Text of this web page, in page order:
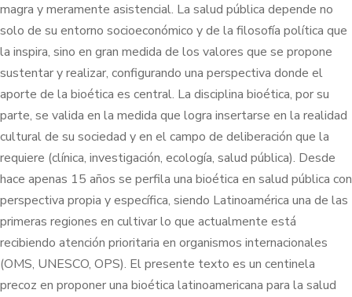
magra y meramente asistencial. La salud pública depende no
solo de su entorno socioeconómico y de la filosofía política que
la inspira, sino en gran medida de los valores que se propone
sustentar y realizar, configurando una perspectiva donde el
aporte de la bioética es central. La disciplina bioética, por su
parte, se valida en la medida que logra insertarse en la realidad
cultural de su sociedad y en el campo de deliberación que la
requiere (clínica, investigación, ecología, salud pública). Desde
hace apenas 15 años se perfila una bioética en salud pública con
perspectiva propia y específica, siendo Latinoamérica una de las
primeras regiones en cultivar lo que actualmente está
recibiendo atención prioritaria en organismos internacionales
(OMS, UNESCO, OPS). El presente texto es un centinela
precoz en proponer una bioética latinoamericana para la salud